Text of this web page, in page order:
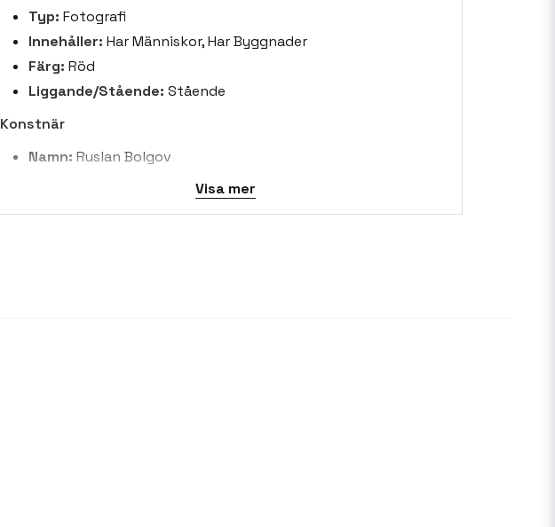
Typ: Fotografi
Innehåller: Har Människor, Har Byggnader
Färg: Röd
Liggande/Stående: Stående
Konstnär
Namn: Ruslan Bolgov
Visa mer